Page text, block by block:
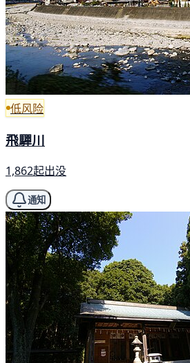
低风险
飛驒川
1,862起出没
通知